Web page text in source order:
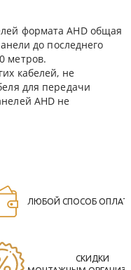
формата AHD общая
до последнего
метров.
кабелей, не
для передачи
AHD не
ЛЮБОЙ СПОСОБ
СКИДКИ